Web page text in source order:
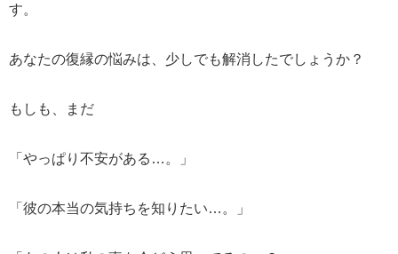
す。
あなたの復縁の悩みは、少しでも解消したでしょうか？
もしも、まだ
「やっぱり不安がある…。」
「彼の本当の気持ちを知りたい…。」